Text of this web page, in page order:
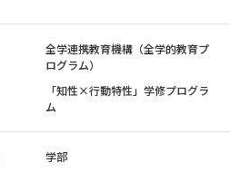
全学連携教育機構（全学的教育プ
ログラム）
「知性×行動特性」学修プログラ
ム
学部